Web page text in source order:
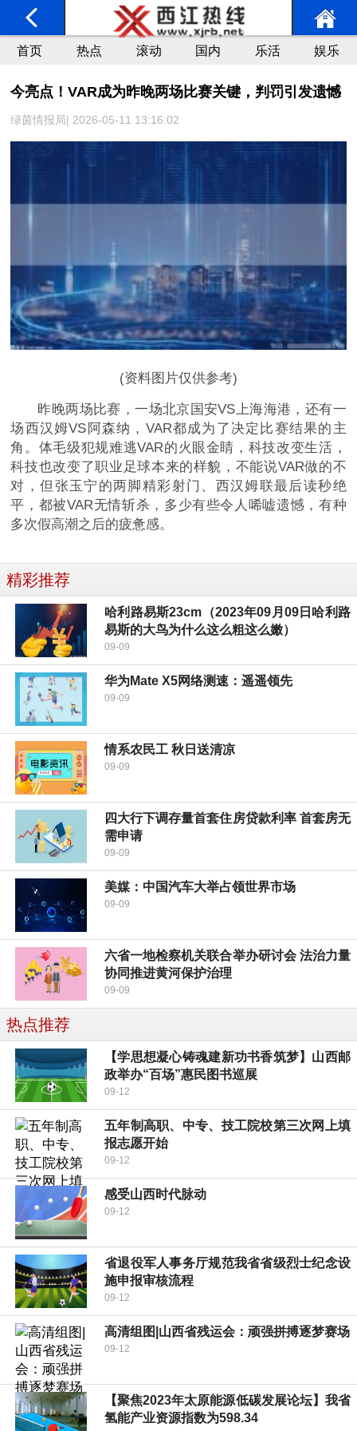
首页 热点 滚动 国内 乐活 娱乐
今亮点！VAR成为昨晚两场比赛关键，判罚引发遗憾
绿茵情报局| 2026-05-11 13:16:02
(资料图片仅供参考)
昨晚两场比赛，一场北京国安VS上海海港，还有一
场西汉姆VS阿森纳，VAR都成为了决定比赛结果的主
角。体毛级犯规难逃VAR的火眼金睛，科技改变生活，
科技也改变了职业足球本来的样貌，不能说VAR做的不
对，但张玉宁的两脚精彩射门、西汉姆联最后读秒绝
平，都被VAR无情斩杀，多少有些令人唏嘘遗憾，有种
多次假高潮之后的疲惫感。
精彩推荐
哈利路易斯23cm（2023年09月09日哈利路
易斯的大鸟为什么这么粗这么嫩）
09-09
华为Mate X5网络测速：遥遥领先
09-09
情系农民工 秋日送清凉
09-09
四大行下调存量首套住房贷款利率 首套房无
需申请
09-09
美媒：中国汽车大举占领世界市场
09-09
六省一地检察机关联合举办研讨会 法治力量
协同推进黄河保护治理
09-09
热点推荐
【学思想凝心铸魂建新功书香筑梦】山西邮
政举办“百场”惠民图书巡展
09-12
五年制高职、中专、技工院校第三次网上填
报志愿开始
09-12
感受山西时代脉动
09-12
省退役军人事务厅规范我省省级烈士纪念设
施申报审核流程
09-12
高清组图|山西省残运会：顽强拼搏逐梦赛场
09-12
【聚焦2023年太原能源低碳发展论坛】我省
氢能产业资源指数为598.34